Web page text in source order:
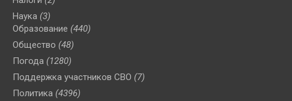
Наука (3)
Образование (440)
Общество (48)
Погода (1280)
Поддержка участников СВО (7)
Политика (4396)